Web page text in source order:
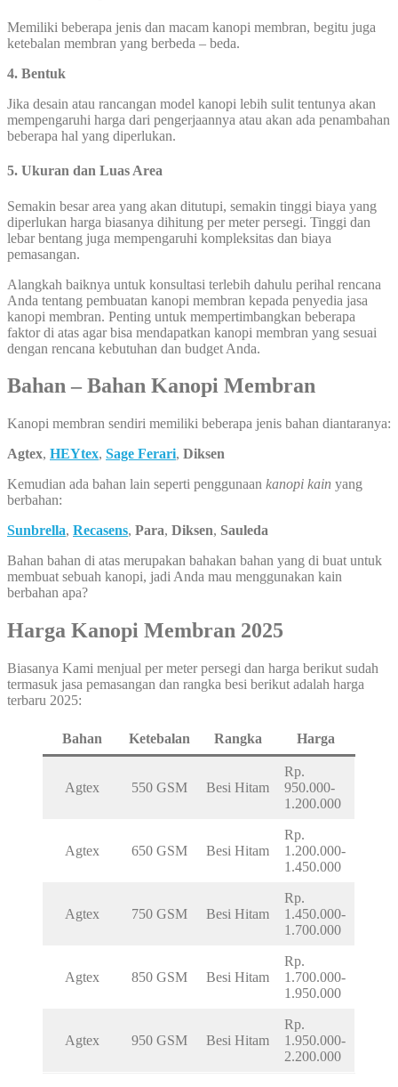
Memiliki beberapa jenis dan macam kanopi membran, begitu juga
ketebalan membran yang berbeda – beda.
4. Bentuk
Jika desain atau rancangan model kanopi lebih sulit tentunya akan
mempengaruhi harga dari pengerjaannya atau akan ada penambahan
beberapa hal yang diperlukan.
5. Ukuran dan Luas Area
Semakin besar area yang akan ditutupi, semakin tinggi biaya yang
diperlukan harga biasanya dihitung per meter persegi. Tinggi dan
lebar bentang juga mempengaruhi kompleksitas dan biaya
pemasangan.
Alangkah baiknya untuk konsultasi terlebih dahulu perihal rencana
Anda tentang pembuatan kanopi membran kepada penyedia jasa
kanopi membran. Penting untuk mempertimbangkan beberapa
faktor di atas agar bisa mendapatkan kanopi membran yang sesuai
dengan rencana kebutuhan dan budget Anda.
Bahan – Bahan Kanopi Membran
Kanopi membran sendiri memiliki beberapa jenis bahan diantaranya:
Agtex, HEYtex, Sage Ferari, Diksen
Kemudian ada bahan lain seperti penggunaan kanopi kain yang
berbahan:
Sunbrella, Recasens, Para, Diksen, Sauleda
Bahan bahan di atas merupakan bahakan bahan yang di buat untuk
membuat sebuah kanopi, jadi Anda mau menggunakan kain
berbahan apa?
Harga Kanopi Membran 2025
Biasanya Kami menjual per meter persegi dan harga berikut sudah
termasuk jasa pemasangan dan rangka besi berikut adalah harga
terbaru 2025:
Bahan Ketebalan Rangka Harga
Agtex 550 GSM Besi Hitam
Rp.
950.000-
1.200.000
Agtex 650 GSM Besi Hitam
Rp.
1.200.000-
1.450.000
Agtex 750 GSM Besi Hitam
Rp.
1.450.000-
1.700.000
Agtex 850 GSM Besi Hitam
Rp.
1.700.000-
1.950.000
Agtex 950 GSM Besi Hitam
Rp.
1.950.000-
2.200.000